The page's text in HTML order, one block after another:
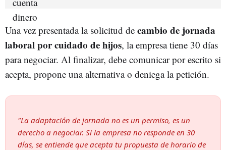
Una vez presentada la solicitud de cambio de jornada
laboral por cuidado de hijos, la empresa tiene 30 días
para negociar. Al finalizar, debe comunicar por escrito si
acepta, propone una alternativa o deniega la petición.
"La adaptación de jornada no es un permiso, es un
derecho a negociar. Si la empresa no responde en 30
días, se entiende que acepta tu propuesta de horario de